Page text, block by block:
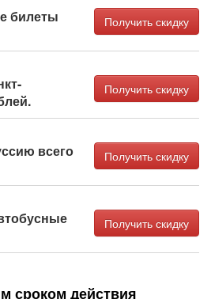
билеты
Получить скидку
Получить скидку
всего
Получить скидку
Получить скидку
сроком действия